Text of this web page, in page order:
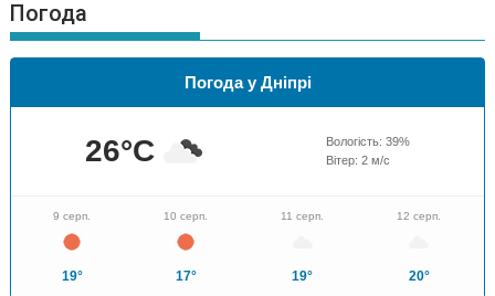
Погода
Погода у Дніпрі
26°C Вологість: 39%
Вітер: 2м/с
9 серп.
19°
10 серп.
17°
11 серп.
19°
12 серп.
20°